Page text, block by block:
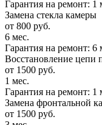
Гарантия на ремонт: 1
Замена стекла камеры
от 800 руб.
6 мес.
Гарантия на ремонт: 6
Восстановление цепи
от 1500 руб.
1 мес.
Гарантия на ремонт: 1
Замена фронтальной
от 1500 руб.